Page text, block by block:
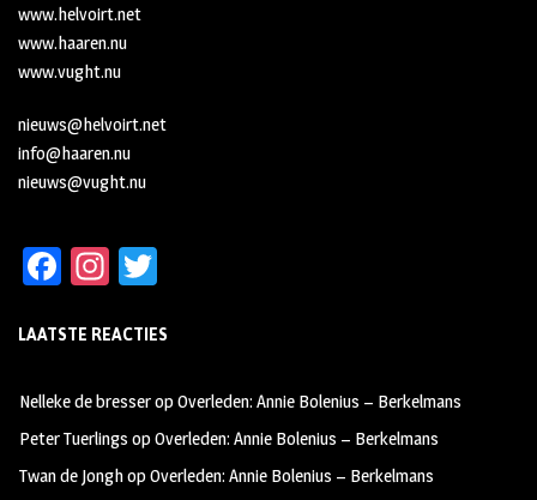
www.helvoirt.net
www.haaren.nu
www.vught.nu
nieuws@helvoirt.net
info@haaren.nu
nieuws@vught.nu
Fa
b
oo
k
In
ag
m
tt
LAATSTE REACTIES
Nelleke de bresseropOverleden: Annie Bolenius – Berkelmans
Peter Tuerlings opOverleden: Annie Bolenius – Berkelmans
Twan de JonghopOverleden: Annie Bolenius – Berkelmans